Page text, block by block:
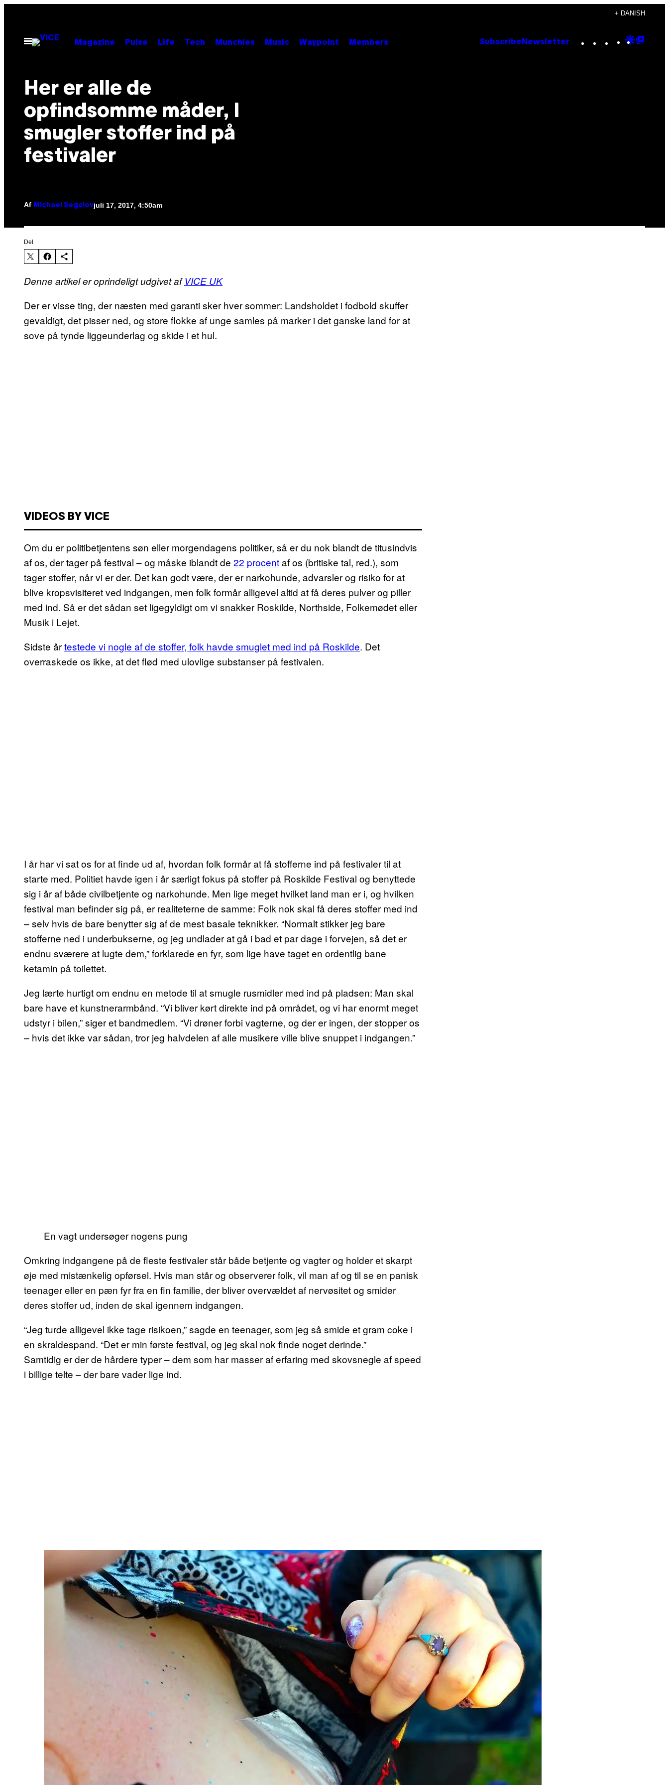
indhold
+ DANISH
Åbn
Menu
Magazine Pulse Life Tech Munchies Music Waypoint Members Subscribe Newsletter Instagram
TikTok
YouTube
Google
Her er alle de
opfindsomme måder, I
smugler stoffer ind på
festivaler
Af Michael Segalovjuli 17, 2017, 4:50am
Del
Denne artikel er oprindeligt udgivet afVICE UK
Der er visse ting, der næsten med garanti sker hver sommer: Landsholdet i fodbold skuffer
gevaldigt, det pisser ned, og store flokke af unge samles på marker i det ganske land for at
sove på tynde liggeunderlag og skide i et hul.
VIDEOS BY VICE
Om du er politibetjentens søn eller morgendagens politiker, så er du nok blandt de titusindvis
af os, der tager på festival – og måske iblandt de 22 procentaf os (britiske tal, red.), som
tager stoffer, når vi er der. Det kan godt være, der er narkohunde, advarsler og risiko for at
blive kropsvisiteret ved indgangen, men folk formår alligevel altid at få deres pulver og piller
med ind. Så er det sådan set ligegyldigt om vi snakker Roskilde, Northside, Folkemødet eller
Musik i Lejet.
Sidste årtestede vi nogle af de stoffer, folk havde smuglet med ind på Roskilde. Det
overraskede os ikke, at det flød med ulovlige substanser på festivalen.
I år har vi sat os for at finde ud af, hvordan folk formår at få stofferne ind på festivaler til at
starte med. Politiet havde igen i år særligt fokus på stoffer på Roskilde Festival og benyttede
sig i år af både civilbetjente og narkohunde. Men lige meget hvilket land man er i, og hvilken
festival man befinder sig på, er realiteterne de samme: Folk nok skal få deres stoffer med ind
– selv hvis de bare benytter sig af de mest basale teknikker. “Normalt stikker jeg bare
stofferne ned i underbukserne, og jeg undlader at gå i bad et par dage i forvejen, så det er
endnu sværere at lugte dem,” forklarede en fyr, som lige have taget en ordentlig bane
ketamin på toilettet.
Jeg lærte hurtigt om endnu en metode til at smugle rusmidler med ind på pladsen: Man skal
bare have et kunstnerarmbånd. “Vi bliver kørt direkte ind på området, og vi har enormt meget
udstyr i bilen,” siger et bandmedlem. “Vi drøner forbi vagterne, og der er ingen, der stopper os
– hvis det ikke var sådan, tror jeg halvdelen af alle musikere ville blive snuppet i indgangen.”
En vagt undersøger nogens pung
Omkring indgangene på de fleste festivaler står både betjente og vagter og holder et skarpt
øje med mistænkelig opførsel. Hvis man står og observerer folk, vil man af og til se en panisk
teenager eller en pæn fyr fra en fin familie, der bliver overvældet af nervøsitet og smider
deres stoffer ud, inden de skal igennem indgangen.
“Jeg turde alligevel ikke tage risikoen,” sagde en teenager, som jeg så smide et gram coke i
en skraldespand. “Det er min første festival, og jeg skal nok finde noget derinde.”
Samtidig er der de hårdere typer – dem som har masser af erfaring med skovsnegle af speed
i billige telte – der bare vader lige ind.